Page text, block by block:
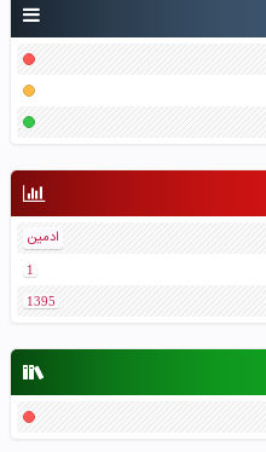
ادمین
1
1395